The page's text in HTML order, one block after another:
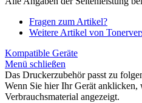
Fragen zum Artikel?
Weitere Artikel von
Kompatible Geräte
Menü schließen
Das Druckerzubehör passt zu
Wenn Sie hier Ihr Gerät anklicken,
Verbrauchsmaterial angezeigt.